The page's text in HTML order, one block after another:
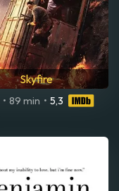
Skyfire
• 89 min • 5,3